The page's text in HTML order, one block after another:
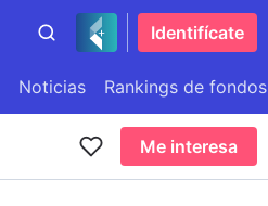
Identifícate
Noticias Rankings de fondos
Me interesa